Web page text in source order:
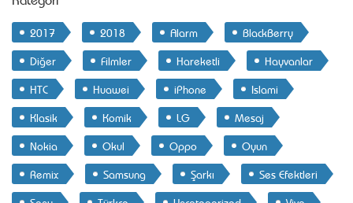
2017 2018 Alarm
BlackBerry
Diğer
Filmler Hareketli
Hayvanlar
HTC
Huawei iPhone
Islami
Klasik
Komik LG
Mesaj
Nokia
Okul Oppo
Oyun
Remix
Samsung Şarkı
Ses Efektleri